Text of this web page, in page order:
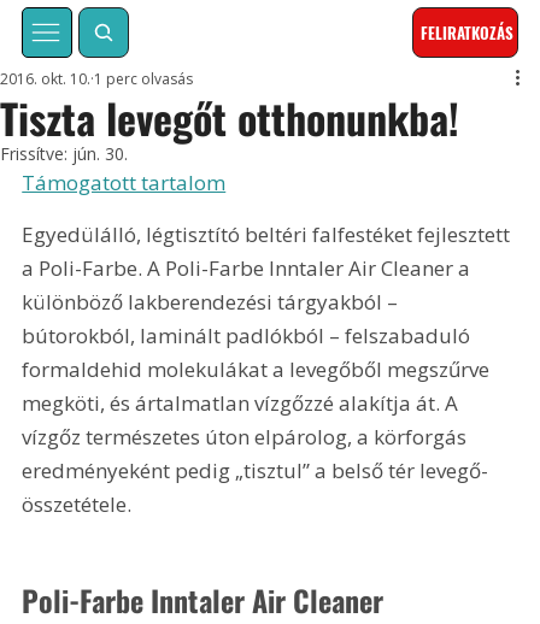
FELIRATKOZÁS
Tiszta levegőt otthonunkba!
2016. okt. 10. 1 perc olvasás
Frissítve: jún. 30.
Támogatott tartalom
Egyedülálló, légtisztító beltéri falfestéket fejlesztett
a Poli-Farbe. A Poli-Farbe Inntaler Air Cleaner a
különböző lakberendezési tárgyakból –
bútorokból, laminált padlókból – felszabaduló
formaldehid molekulákat a levegőből megszűrve
megköti, és ártalmatlan vízgőzzé alakítja át. A
vízgőz természetes úton elpárolog, a körforgás
eredményeként pedig „tisztul” a belső tér levegő-
összetétele.
Poli-Farbe Inntaler Air Cleaner